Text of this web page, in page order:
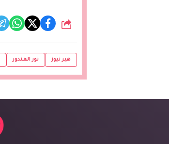
شارك
هير نيوز نور الغندور